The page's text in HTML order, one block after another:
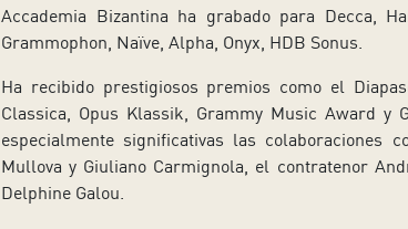
Accademia Bizantina ha grabado para Decca,
Grammophon, Naïve, Alpha, Onyx, HDB Sonus.
Ha recibido prestigiosos premios como el
Classica, Opus Klassik, Grammy Music Award y
especialmente significativas las colaboraciones
Mullova y Giuliano Carmignola, el contratenor
Delphine Galou.